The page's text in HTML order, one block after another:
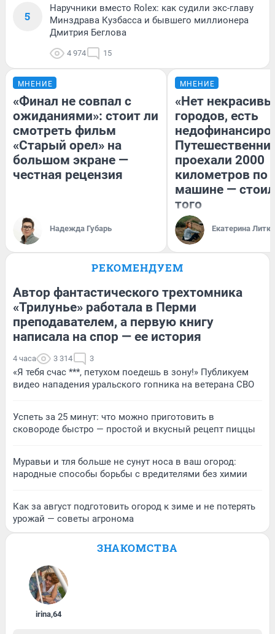
5
Наручники вместо Rolex: как судили экс-главу
Минздрава Кузбасса и бывшего миллионера
Дмитрия Беглова
4 974 15
МНЕНИЕ
«Финал не совпал с
ожиданиями»: стоит ли
смотреть фильм
«Старый орел» на
большом экране —
честная рецензия
Надежда Губарь
МНЕНИЕ
«Нет
городов, есть
проехали 2000
километров по
машине —
того
Екатерина
РЕКОМЕНДУЕМ
Автор фантастического трехтомника
«Трилунье» работала в Перми
преподавателем, а первую книгу
написала на спор — ее история
4 часа 3 314 3
«Я тебя счас ***, петухом поедешь в зону!» Публикуем
видео нападения уральского гопника на ветерана СВО
Успеть за 25 минут: что можно приготовить в
сковороде быстро — простой и вкусный рецепт пиццы
Муравьи и тля больше не сунут носа в ваш огород:
народные способы борьбы с вредителями без химии
Как за август подготовить огород к зиме и не потерять
урожай — советы агронома
ЗНАКОМСТВА
irina,64